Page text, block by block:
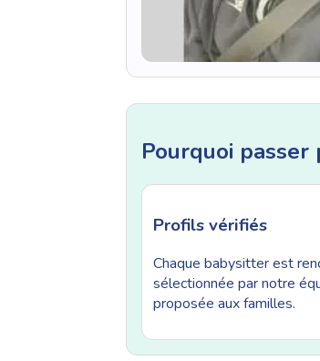
Pourquoi
Profils vérifiés
Chaque babysitter est
sélectionnée par notre
proposée aux familles.